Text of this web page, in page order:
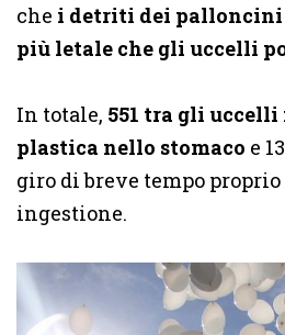
che i detriti dei palloncini
più letale che gli uccelli
In totale, 551 tra gli
plastica nello stomaco e
giro di breve tempo proprio
ingestione.